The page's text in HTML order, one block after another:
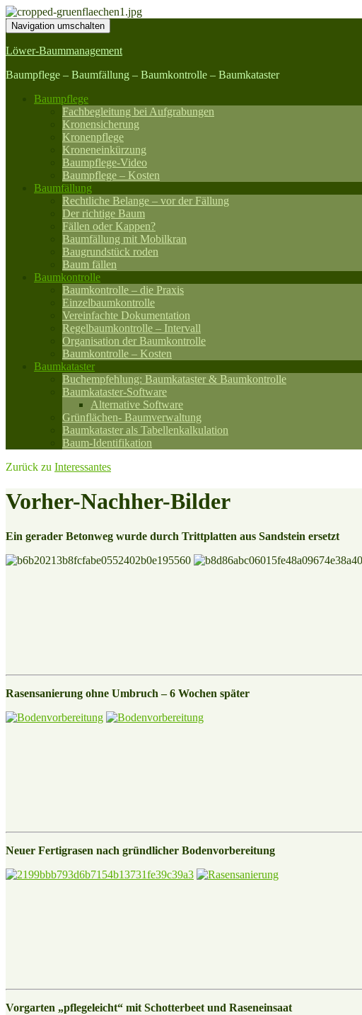
Navigation umschalten
Löwer-Baummanagement
Baumpflege – Baumfällung – Baumkontrolle – Baumkataster
Baumpflege
Fachbegleitung bei Aufgrabungen
Kronensicherung
Kronenpflege
Kroneneinkürzung
Baumpflege-Video
Baumpflege – Kosten
Baumfällung
Rechtliche Belange – vor der Fällung
Der richtige Baum
Fällen oder Kappen?
Baumfällung mit Mobilkran
Baugrundstück roden
Baum fällen
Baumkontrolle
Baumkontrolle – die Praxis
Einzelbaumkontrolle
Vereinfachte Dokumentation
Regelbaumkontrolle – Intervall
Organisation der Baumkontrolle
Baumkontrolle – Kosten
Baumkataster
Buchempfehlung: Baumkataster & Baumkontrolle
Baumkataster-Software
Alternative Software
Grünflächen- Baumverwaltung
Baumkataster als Tabellenkalkulation
Baum-Identifikation
Zurück zu Interessantes
Vorher-Nachher-Bilder
Ein gerader Betonweg wurde durch Trittplatten aus Sandstein ersetzt
Rasensanierung ohne Umbruch – 6 Wochen später
Neuer Fertigrasen nach gründlicher Bodenvorbereitung
Vorgarten „pflegeleicht“ mit Schotterbeet und Raseneinsaat